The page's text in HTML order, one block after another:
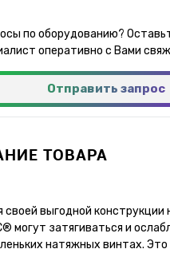
по оборудованию?
оперативно с Вами
Отправить запрос
ТОВАРА
своей выгодной конструкции
могут затягиваться и
натяжных винтах.